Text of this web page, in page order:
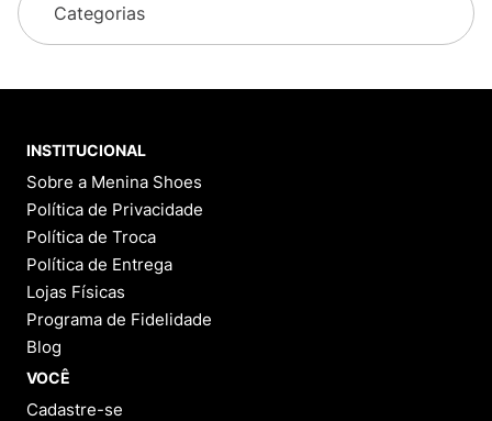
Categorias
INSTITUCIONAL
Sobre a Menina Shoes
Política de Privacidade
Política de Troca
Política de Entrega
Lojas Físicas
Programa de Fidelidade
Blog
VOCÊ
Cadastre-se